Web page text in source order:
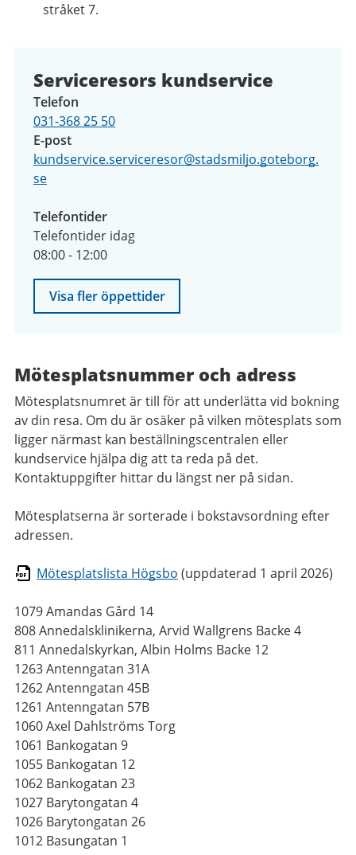
stråket 7.
Serviceresors kundservice
Telefon
031-368 25 50
E-post
kundservice.serviceresor@stadsmiljo.goteborg.
se
Telefontider
Telefontider idag
08:00 - 12:00
Visa fler öppettider
Mötesplatsnummer och adress
Mötesplatsnumret är till för att underlätta vid bokning
av din resa. Om du är osäker på vilken mötesplats som
ligger närmast kan beställningscentralen eller
kundservice hjälpa dig att ta reda på det.
Kontaktuppgifter hittar du längst ner på sidan.
Mötesplatserna är sorterade i bokstavsordning efter
adressen.
Mötesplatslista Högsbo (uppdaterad 1 april 2026)
1079 Amandas Gård 14
808 Annedalsklinikerna, Arvid Wallgrens Backe 4
811 Annedalskyrkan, Albin Holms Backe 12
1263 Antenngatan 31A
1262 Antenngatan 45B
1261 Antenngatan 57B
1060 Axel Dahlströms Torg
1061 Bankogatan 9
1055 Bankogatan 12
1062 Bankogatan 23
1027 Barytongatan 4
1026 Barytongatan 26
1012 Basungatan 1